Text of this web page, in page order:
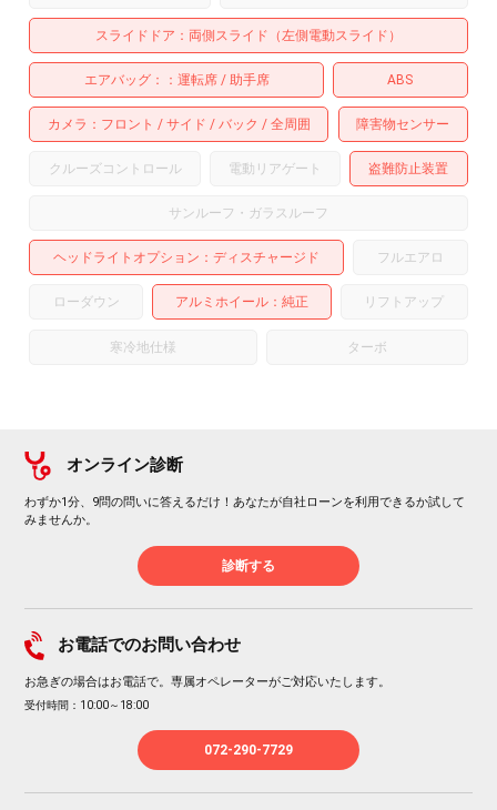
スライドドア 両側スライド（左側電動スライド）
エアバッグ： 運転席 助手席 ABS
カメラ フロント サイド バック 全周囲 障害物センサー
クルーズコントロール 電動リアゲート 盗難防止装置
サンルーフ・ガラスルーフ
ヘッドライトオプション ディスチャージド フルエアロ
ローダウン アルミホイール ：純正 リフトアップ
寒冷地仕様 ターボ
オンライン診断
わずか1分、9問の問いに答えるだけ！あなたが自社ローンを利用できるか試して
みませんか。
診断する
お電話でのお問い合わせ
お急ぎの場合はお電話で。専属オペレーターがご対応いたします。
受付時間：10:00～18:00
072-290-7729